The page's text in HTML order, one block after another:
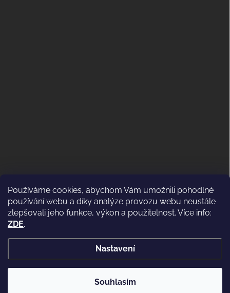
Používáme cookies, abychom Vám umožnili pohodlné
používání webu a díky analýze provozu webu neustále
zlepšovali jeho funkce, výkon a použitelnost. Více info:
ZDE.
Nastavení
Souhlasím
ODSTOUPENÍ OD KUPNÍ SMLOUVY
(VRÁCENÍ)
WWW.CASSIDI.CZ . Všechna práva vyhrazena.